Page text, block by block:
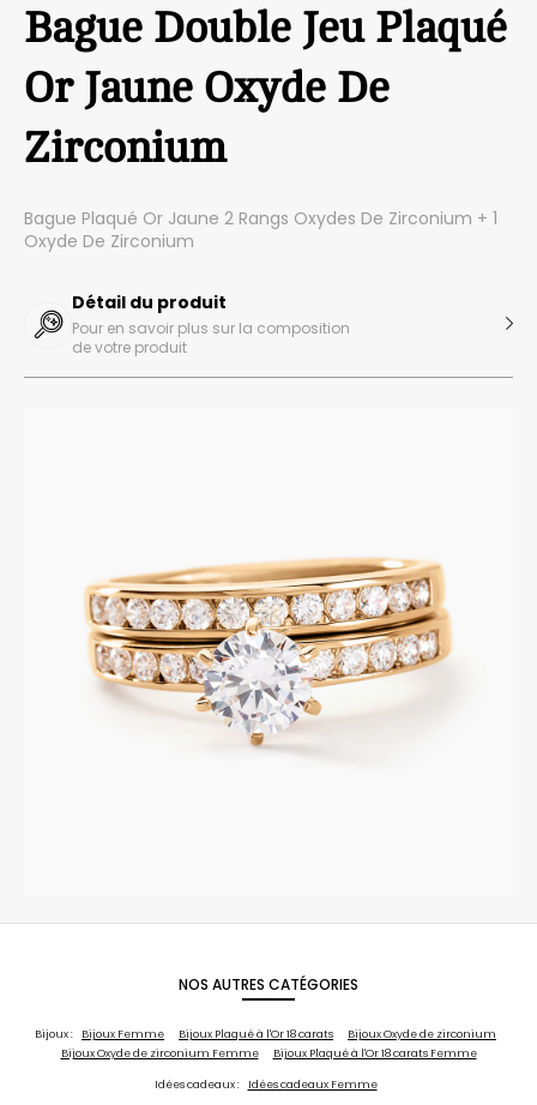
Bague Double Jeu Plaqué
Or Jaune Oxyde De
Zirconium
Bague Plaqué Or Jaune 2 Rangs Oxydes De Zirconium + 1
Oxyde De Zirconium
Détail du produit
Pour en savoir plus sur la composition
de votre produit
NOS AUTRES CATÉGORIES
Bijoux : Bijoux Femme Bijoux Plaqué à l'Or 18 carats
Bijoux Oxyde de zirconium
Bijoux Oxyde de zirconium Femme
Bijoux Plaqué à l'Or 18 carats Femme
Idées cadeaux : Idées cadeaux Femme